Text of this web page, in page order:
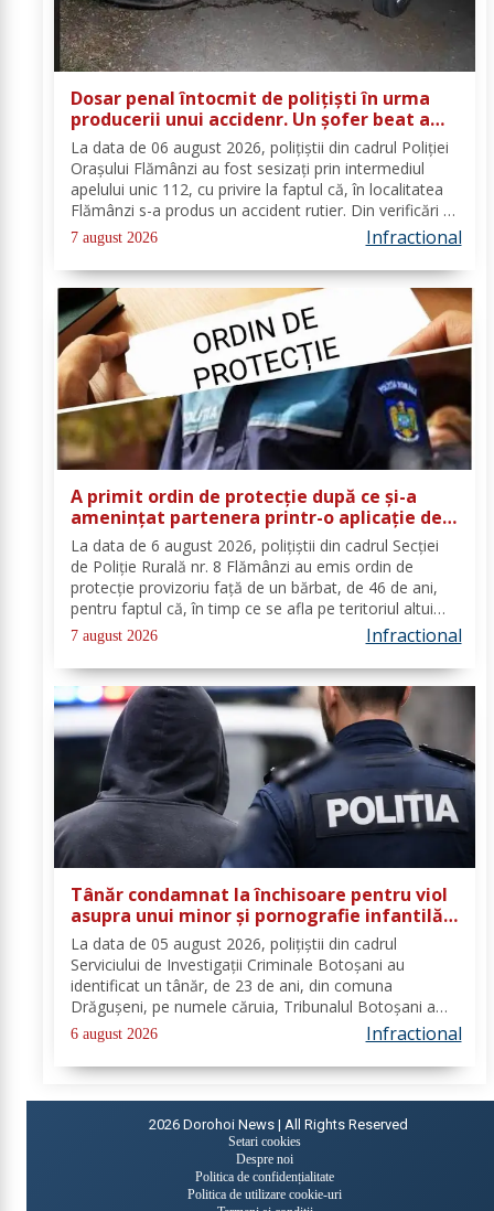
Dosar penal întocmit de polițiști în urma
producerii unui accidenr. Un șofer beat a
lovit un cap de pod
La data de 06 august 2026, polițiștii din cadrul Poliției
Orașului Flămânzi au fost sesizați prin intermediul
apelului unic 112, cu privire la faptul că, în localitatea
Flămânzi s-a produs un accident rutier. Din verificări a
reieșit faptul că, în timp ce se deplasa pe strada
Tulburea din orașul...
7 august 2026 Infractional
A primit ordin de protecție după ce și-a
amenințat partenera printr-o aplicație de
mesagerie
La data de 6 august 2026, polițiștii din cadrul Secției
de Poliție Rurală nr. 8 Flămânzi au emis ordin de
protecție provizoriu față de un bărbat, de 46 de ani,
pentru faptul că, în timp ce se afla pe teritoriul altui
stat, și-ar fi amenințat partenera, prin intermediul unor
mesaje transmise...
7 august 2026 Infractional
Tânăr condamnat la închisoare pentru viol
asupra unui minor și pornografie infantilă,
identificat de polițiști
La data de 05 august 2026, polițiștii din cadrul
Serviciului de Investigații Criminale Botoșani au
identificat un tânăr, de 23 de ani, din comuna
Drăgușeni, pe numele căruia, Tribunalul Botoșani a
emis un mandat de executare a pedepsei cu
închisoarea. Tânărul a fost condamnat la 4 ani și 5 luni
de...
6 august 2026 Infractional
2026 Dorohoi News | All Rights Reserved
Setari cookies
Despre noi
Politica de confidențialitate
Politica de utilizare cookie-uri